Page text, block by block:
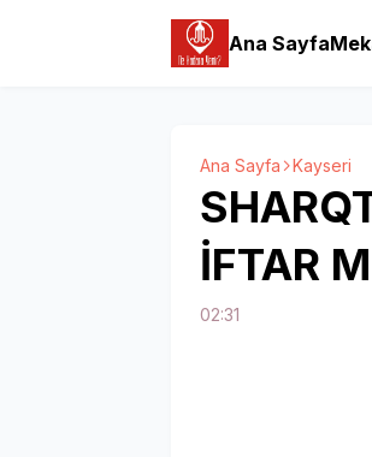
Ana Sayfa
Ana Sayfa Kayseri
İFTAR
02:31